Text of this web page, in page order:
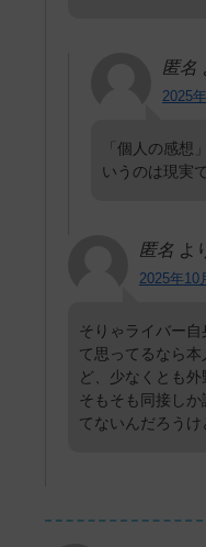
匿名
2025
「個人の感想
いうのは現実
匿名 よ
2025年10
そりゃライバー
て思ってるなら
ど、少なくとも
そもそも同接し
てないんだろうけ